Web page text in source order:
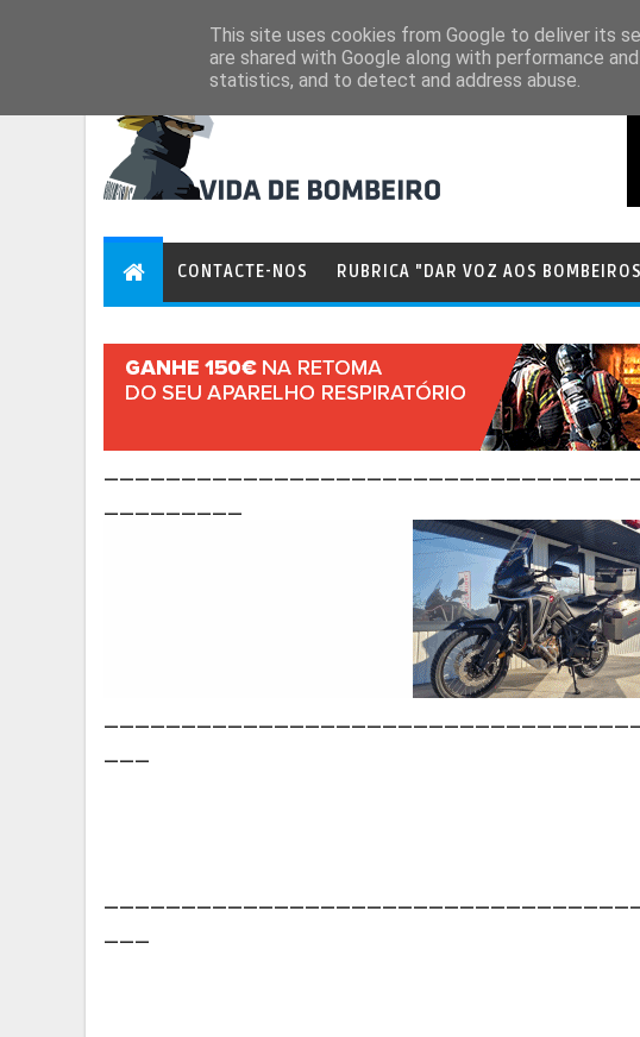
CONTACTE-NOS RUBRICA "DAR VOZ AOS
This site uses cookies from Google to deliver its
are shared with Google along with performance
statistics, and to detect and address abuse.